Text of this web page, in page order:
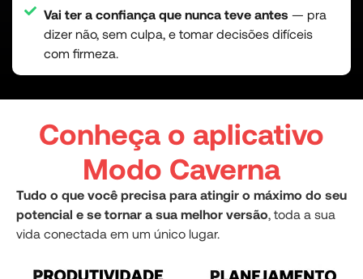
Vai ter a confiança que nunca teve antes — pra
dizer não, sem culpa, e tomar decisões difíceis
com firmeza.
Conheça o aplicativo
Modo Caverna
Tudo o que você precisa para atingir o máximo do seu
potencial e se tornar a sua melhor versão, toda a sua
vida conectada em um único lugar.